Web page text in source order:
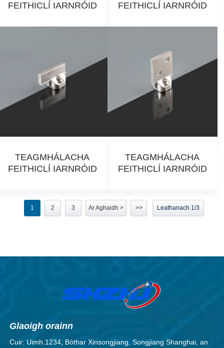
FEITHICLÍ IARNRÓID
FEITHICLÍ IARNRÓID
TEAGMHÁLACHA
FEITHICLÍ IARNRÓID
TEAGMHÁLACHA
FEITHICLÍ IARNRÓID
1 2 3 Ar Aghaidh > >> Leathanach 1/3
Glaoigh orainn
Cuir: Uimh.1234, Bóthar Xinsongjiang, Songjiang Shanghai, an